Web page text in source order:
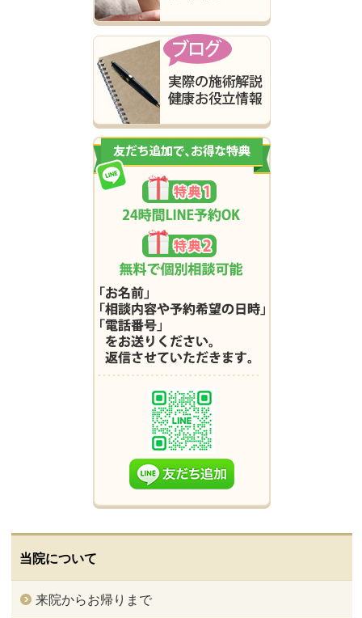
当院について
来院からお帰りまで